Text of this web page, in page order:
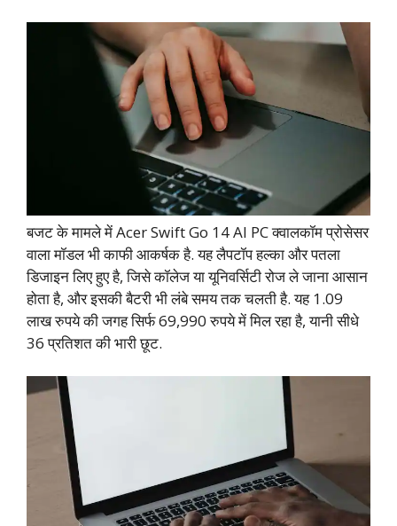
बजट के मामले में Acer Swift Go 14 AI PC क्वालकॉम प्रोसेसर
वाला मॉडल भी काफी आकर्षक है. यह लैपटॉप हल्का और पतला
डिजाइन लिए हुए है, जिसे कॉलेज या यूनिवर्सिटी रोज ले जाना आसान
होता है, और इसकी बैटरी भी लंबे समय तक चलती है. यह 1.09
लाख रुपये की जगह सिर्फ 69,990 रुपये में मिल रहा है, यानी सीधे
36 प्रतिशत की भारी छूट.